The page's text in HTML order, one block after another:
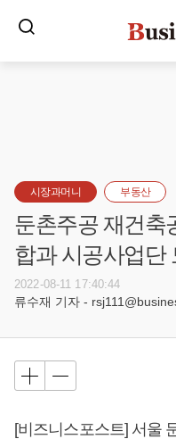
시장과머니 부동산
둔촌주공 재건축
합과 시공사업단
2022-08-11 17:40:44
류수재 기자 -
[비즈니스포스트] 서울